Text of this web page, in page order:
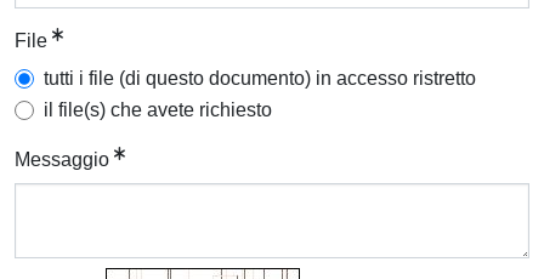
File
tutti i file (di questo documento) in accesso ristretto
il file(s) che avete richiesto
Messaggio